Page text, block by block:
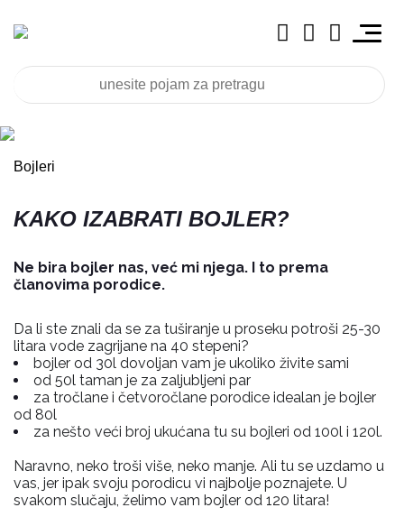
Bojleri
KAKO IZABRATI BOJLER?
Ne bira bojler nas, već mi njega. I to prema
članovima porodice.
Da li ste znali da se za tuširanje u proseku potroši 25-30
litara vode zagrijane na 40 stepeni?
bojler od 30l dovoljan vam je ukoliko živite sami
od 50l taman je za zaljubljeni par
za tročlane i četvoročlane porodice idealan je bojler
od 80l
za nešto veći broj ukućana tu su bojleri od 100l i 120l.
Naravno, neko troši više, neko manje. Ali tu se uzdamo u
vas, jer ipak svoju porodicu vi najbolje poznajete. U
svakom slučaju, želimo vam bojler od 120 litara!